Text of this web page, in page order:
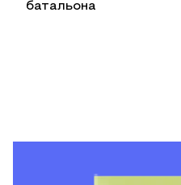
батальона